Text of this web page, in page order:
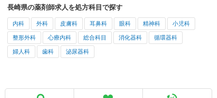
長崎県の薬剤師求人を処方科目で探す
内科 外科 皮膚科 耳鼻科 眼科 精神科 小児科
整形外科 心療内科 総合科目 消化器科 循環器科
婦人科 歯科 泌尿器科